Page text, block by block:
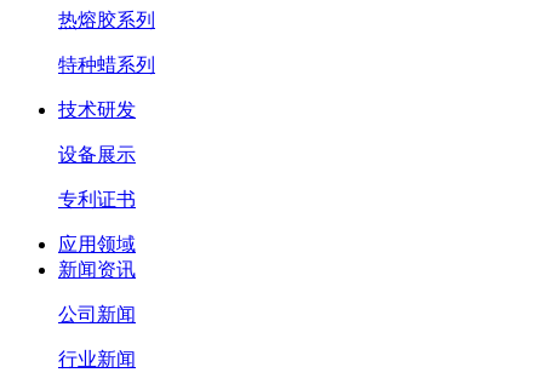
热熔胶系列
特种蜡系列
技术研发
设备展示
专利证书
应用领域
新闻资讯
公司新闻
行业新闻